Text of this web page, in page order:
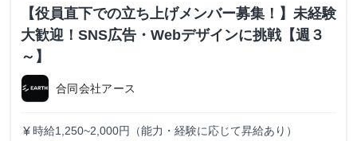
【役員直下での立ち上げメンバー募集！】未経験
大歓迎！SNS広告・Webデザインに挑戦【週３
～】
合同会社アース
currency_yen 時給1,250~2,000円（能力・経験に応じて昇給あり）